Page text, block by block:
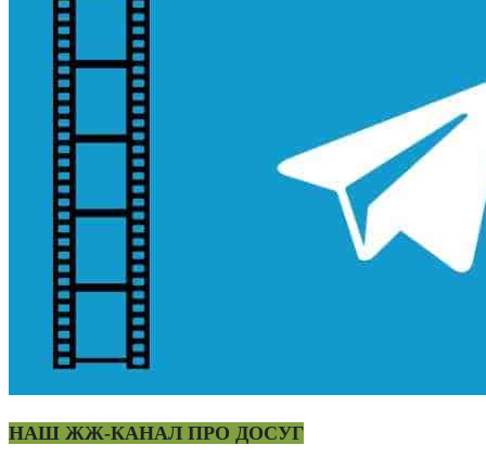
НАШ ЖЖ-КАНАЛ ПРО ДОСУГ